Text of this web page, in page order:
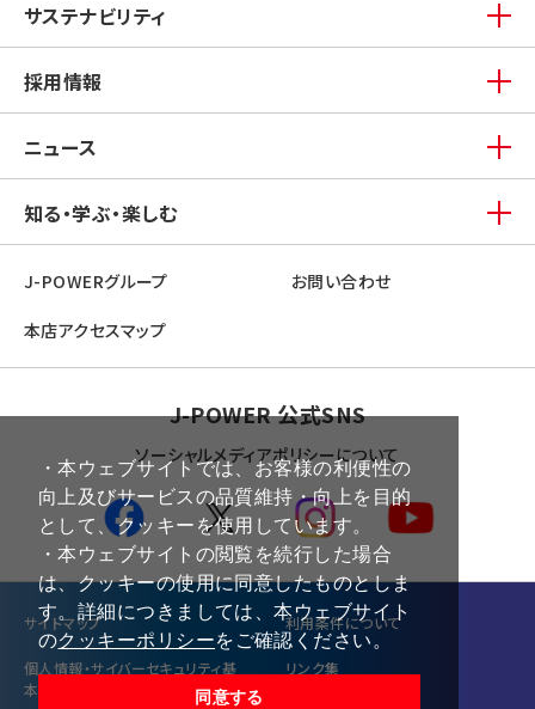
・本ウェブサイトでは、お客様の利便性の
向上及びサービスの品質維持・向上を目的
として、クッキーを使用しています。
・本ウェブサイトの閲覧を続行した場合
は、クッキーの使用に同意したものとしま
す。詳細につきましては、本ウェブサイト
のクッキーポリシーをご確認ください。
同意する
サステナビリティ
採用情報
ニュース
知る・学ぶ・楽しむ
J-POWERグループ お問い合わせ
本店アクセスマップ
J-POWER 公式SNS
ソーシャルメディアポリシーについて
サイトマップ 利⽤条件について
個⼈情報・サイバーセキュリティ基
本方針
リンク集